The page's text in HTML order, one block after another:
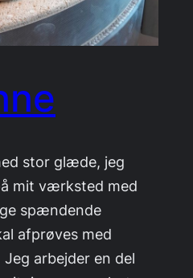
stor glæde, jeg
mit værksted med
spændende
afprøves med
arbejder en del